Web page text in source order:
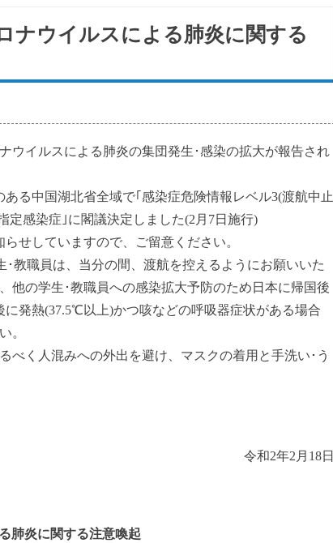
ナウイルスによる肺炎に関する
イルスによる肺炎の集団発生･感染の拡大が報告され
る中国湖北省全域で｢感染症危険情報レベル3(渡航中止
定感染症｣に閣議決定しました(2月7日施行)
せしていますので、ご留意ください。
教職員は、当分の間、渡航を控えるようにお願いいた
他の学生･教職員への感染拡大予防のため日本に帰国後
発熱(37.5℃以上)かつ咳などの呼吸器症状がある場合
。
く人混みへの外出を避け、マスクの着用と手洗い･う
令和2年2月18日
肺炎に関する注意喚起